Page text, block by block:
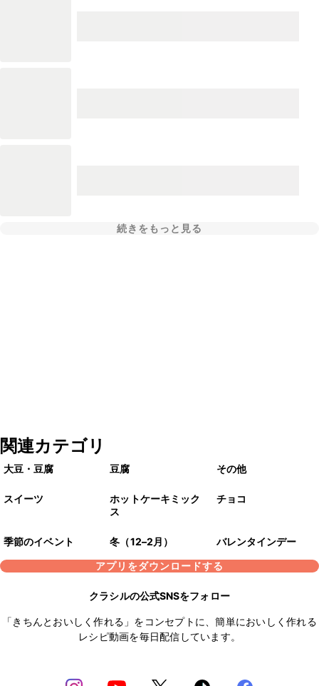
続きをもっと見る
関連カテゴリ
大豆・豆腐 豆腐 その他
スイーツ
ホットケーキミック
ス
チョコ
季節のイベント 冬（12–2月）
バレンタインデー
アプリをダウンロードする
クラシルの公式SNSをフォロー
「きちんとおいしく作れる」をコンセプトに、簡単においしく作れる
レシピ動画を毎日配信しています。